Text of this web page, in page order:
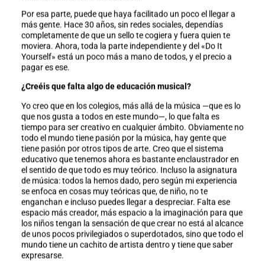
Por esa parte, puede que haya facilitado un poco el llegar a
más gente. Hace 30 años, sin redes sociales, dependías
completamente de que un sello te cogiera y fuera quien te
moviera. Ahora, toda la parte independiente y del «Do It
Yourself» está un poco más a mano de todos, y el precio a
pagar es ese.
¿Creéis que falta algo de educación musical?
Yo creo que en los colegios, más allá de la música —que es lo
que nos gusta a todos en este mundo—, lo que falta es
tiempo para ser creativo en cualquier ámbito. Obviamente no
todo el mundo tiene pasión por la música, hay gente que
tiene pasión por otros tipos de arte. Creo que el sistema
educativo que tenemos ahora es bastante enclaustrador en
el sentido de que todo es muy teórico. Incluso la asignatura
de música: todos la hemos dado, pero según mi experiencia
se enfoca en cosas muy teóricas que, de niño, no te
enganchan e incluso puedes llegar a despreciar. Falta ese
espacio más creador, más espacio a la imaginación para que
los niños tengan la sensación de que crear no está al alcance
de unos pocos privilegiados o superdotados, sino que todo el
mundo tiene un cachito de artista dentro y tiene que saber
expresarse.